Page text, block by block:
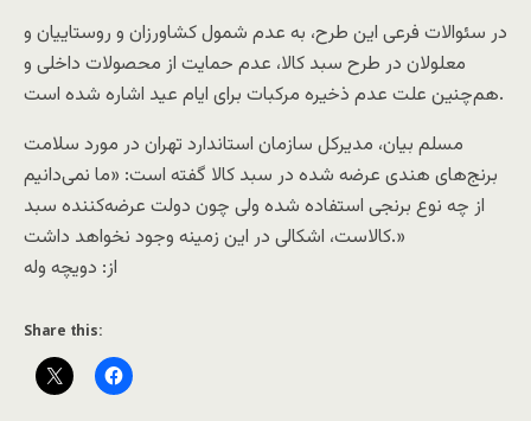
در سئوالات فرعی این طرح، به عدم شمول کشاورزان و روستاییان و
معلولان در طرح سبد کالا، عدم حمایت از محصولات داخلی و
هم‌چنین علت عدم ذخیره مرکبات برای ایام عید اشاره شده است.
مسلم بیان، مدیرکل سازمان استاندارد تهران در مورد سلامت
برنج‌های هندی عرضه شده در سبد کالا گفته است: «ما نمی‌دانیم
از چه نوع برنجی استفاده شده ولی چون دولت عرضه‌کننده سبد
کالاست، اشکالی در این زمینه وجود نخواهد داشت.»
از: دويچه وله
Share this: